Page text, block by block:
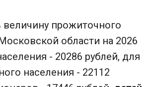
величину прожиточного
области на 2026
- 20286 рублей, для
населения - 22112